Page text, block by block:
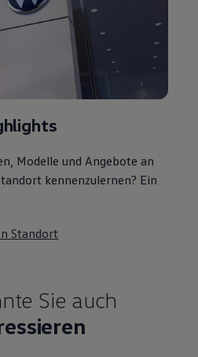
Modelle und Angebote an
kennenzulernen? Ein
Standort
Sie auch